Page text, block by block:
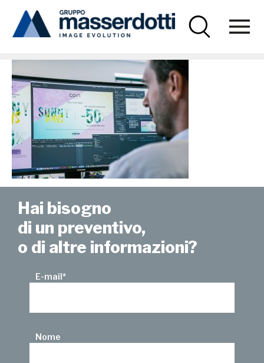
Hai bisogno
di un preventivo,
o di altre informazioni?
E-mail*
Nome